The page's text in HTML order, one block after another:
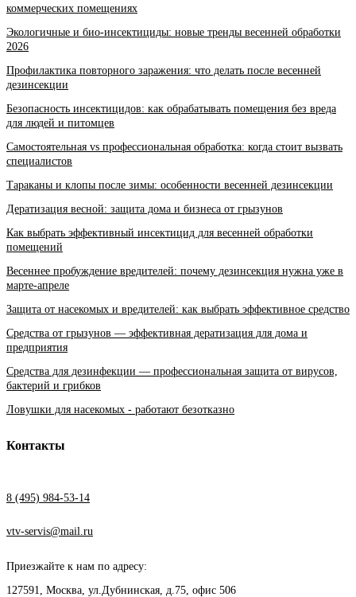
коммерческих помещениях
Экологичные и био-инсектициды: новые тренды весенней обработки
2026
Профилактика повторного заражения: что делать после весенней
дезинсекции
Безопасность инсектицидов: как обрабатывать помещения без вреда
для людей и питомцев
Самостоятельная vs профессиональная обработка: когда стоит вызвать
специалистов
Тараканы и клопы после зимы: особенности весенней дезинсекции
Дератизация весной: защита дома и бизнеса от грызунов
Как выбрать эффективный инсектицид для весенней обработки
помещений
Весеннее пробуждение вредителей: почему дезинсекция нужна уже в
марте-апреле
Защита от насекомых и вредителей: как выбрать эффективное средство
Средства от грызунов — эффективная дератизация для дома и
предприятия
Средства для дезинфекции — профессиональная защита от вирусов,
бактерий и грибков
Ловушки для насекомых - работают безотказно
Контакты
8 (495) 984-53-14
vtv-servis@mail.ru
Приезжайте к нам по адресу:
127591, Москва, ул.Дубнинская, д.75, офис 506